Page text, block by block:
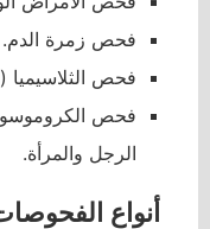
فحص زمرة الدم.
فحص الثلاسيميا
فحص
الرجل والمرأة.
أنواع